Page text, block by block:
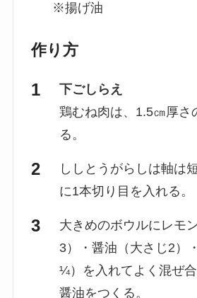
※揚げ油
作り方
下ごしらえ
鶏むね肉は、1.5㎝厚さ
る。
ししとうがらしは軸は
に1本切り目を入れる。
大きめのボウルにレモ
3）・醤油（大さじ2）
¼）を入れてよく混ぜ
醤油をつくる。